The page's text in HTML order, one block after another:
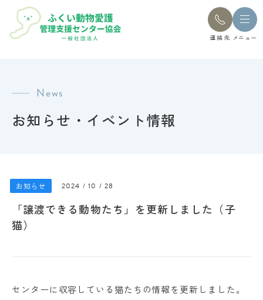
連絡先 メニュー
News
お知らせ・イベント情報
お知らせ 2024 / 10 / 28
「譲渡できる動物たち」を更新しました（子
猫）
センターに収容している猫たちの情報を更新しました。